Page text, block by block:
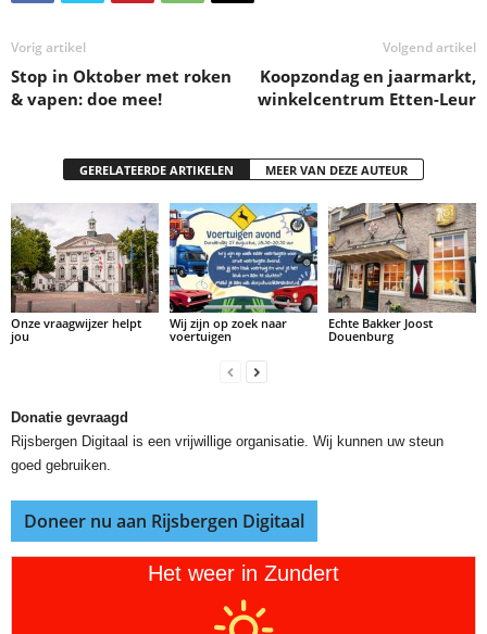
Vorig artikel
Stop in Oktober met roken
& vapen: doe mee!
Volgend artikel
Koopzondag en jaarmarkt,
winkelcentrum Etten-Leur
GERELATEERDE ARTIKELEN MEER VAN DEZE AUTEUR
Onze vraagwijzer helpt
jou
Wij zijn op zoek naar
voertuigen
Echte Bakker Joost
Douenburg
Donatie gevraagd
Rijsbergen Digitaal is een vrijwillige organisatie. Wij kunnen uw steun
goed gebruiken.
Doneer nu aan Rijsbergen Digitaal
Het weer in Zundert